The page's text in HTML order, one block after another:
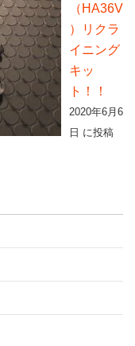
（HA36V
）リクラ
イニング
キッ
ト！！
2020年6月6
日 に投稿